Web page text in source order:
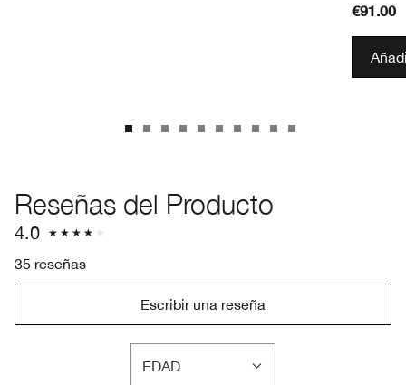
€91.00
Reseñas del Producto
4.0
35 reseñas
Escribir una reseña
EDAD
FILTRAR